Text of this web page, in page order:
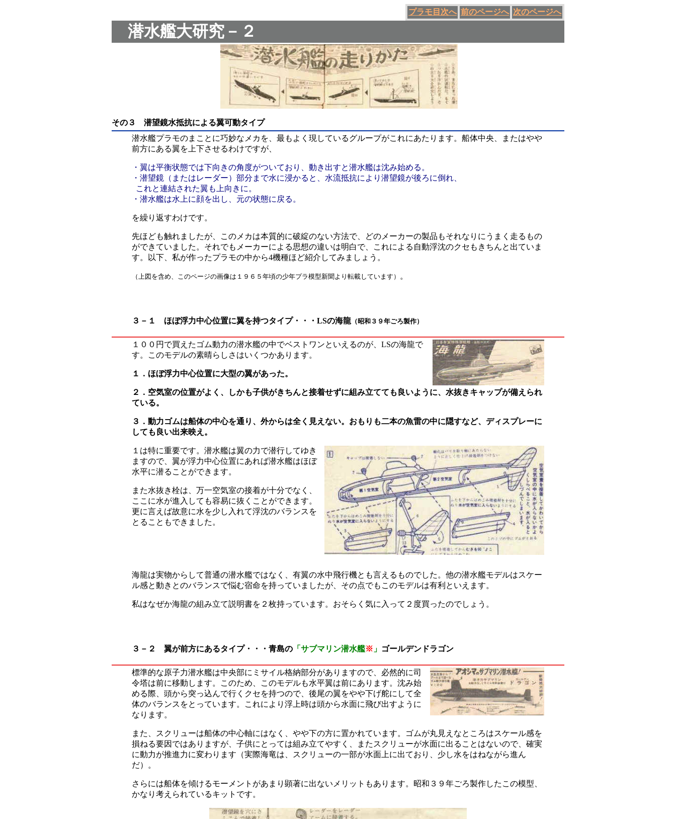
プラモ目次へ 前のページへ 次のページへ
潜水艦大研究－２
その３ 潜望鏡水抵抗による翼可動タイプ
潜水艦プラモのまことに巧妙なメカを、最もよく現しているグループがこれにあたります。船体中央、またはやや
前方にある翼を上下させるわけですが、
・翼は平衡状態では下向きの角度がついており、動き出すと潜水艦は沈み始める。
・潜望鏡（またはレーダー）部分まで水に浸かると、水流抵抗により潜望鏡が後ろに倒れ、
これと連結された翼も上向きに。
・潜水艦は水上に顔を出し、元の状態に戻る。
を繰り返すわけです。
先ほども触れましたが、このメカは本質的に破綻のない方法で、どのメーカーの製品もそれなりにうまく走るもの
ができていました。 それでもメーカーによる思想の違いは明白で、これによる自動浮沈のクセもきちんと出ていま
す。以下、私が作ったプラモの中から4機種ほど紹介してみましょう。
（上図を含め、このページの画像は１９６５年頃の少年プラ模型新聞より転載しています） 。
３－１ ほぼ浮力中心位置に翼を持つタイプ・・・LSの海龍（昭和３９年ごろ製作）
１００円で買えたゴム動力の潜水艦の中でベストワンといえるのが、LSの海龍で
す。このモデルの素晴らしさはいくつかあります。
１．ほぼ浮力中心位置に大型の翼があった。
２．空気室の位置がよく、しかも子供がきちんと接着せずに組み立てても良いように、水抜きキャップが備えられ
ている。
３．動力ゴムは船体の中心を通り、外からは全く見えない。おもりも二本の魚雷の中に隠すなど、ディスプレーに
しても良い出来映え。
１は特に重要です。潜水艦は翼の力で潜行してゆき
ますので、翼が浮力中心位置にあれば潜水艦はほぼ
水平に潜ることができます。
また水抜き栓は、万一空気室の接着が十分でなく、
ここに水が進入しても容易に抜くことができます。
更に言えば故意に水を少し入れて浮沈のバランスを
とることもできました。
海龍は実物からして普通の潜水艦ではなく、有翼の水中飛行機とも言えるものでした。他の潜水艦モデルはスケー
ル感と動きとのバランスで悩む宿命を持っていましたが、その点でもこのモデルは有利といえます。
私はなぜか海龍の組み立て説明書を２枚持っています。おそらく気に入って２度買ったのでしょう。
３－２ 翼が前方にあるタイプ・・・青島の 「サブマリン潜水艦※ 」 ゴールデンドラゴン
標準的な原子力潜水艦は中央部にミサイル格納部分がありますので、必然的に司
令塔は前に移動します。このため、このモデルも水平翼は前にあります。沈み始
める際、頭から突っ込んで行くクセを持つので、後尾の翼をやや下げ舵にして全
体のバランスをとっています。これにより浮上時は頭から水面に飛び出すように
なります。
また、スクリューは船体の中心軸にはなく、やや下の方に置かれています。ゴムが丸見えなところはスケール感を
損ねる要因ではありますが、子供にとっては組み立てやすく、またスクリューが水面に出ることはないので、確実
に動力が推進力に変わります（実際海竜は、スクリューの一部が水面上に出ており、少し水をはねながら進ん
だ）。
さらには船体を傾けるモーメントがあまり顕著に出ないメリットもあります。昭和３９年ごろ製作したこの模型、
かなり考えられているキットです。